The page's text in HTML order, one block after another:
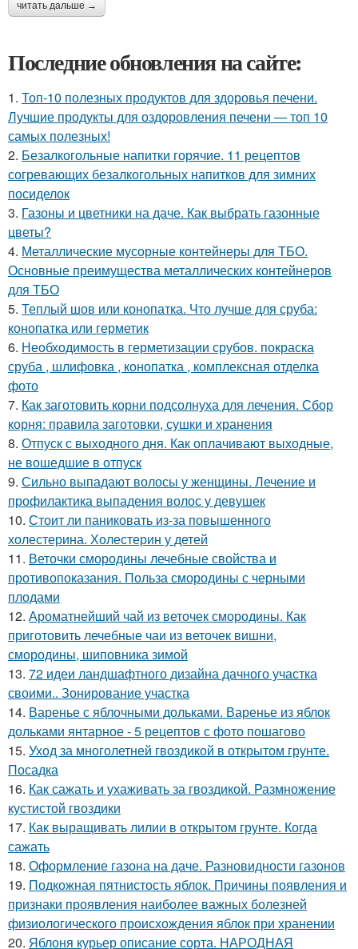
читать дальше →
Последние обновления на сайте:
1. Топ-10 полезных продуктов для здоровья печени.
Лучшие продукты для оздоровления печени — топ 10
самых полезных!
2. Безалкогольные напитки горячие. 11 рецептов
согревающих безалкогольных напитков для зимних
посиделок
3. Газоны и цветники на даче. Как выбрать газонные
цветы?
4. Металлические мусорные контейнеры для ТБО.
Основные преимущества металлических контейнеров
для ТБО
5. Теплый шов или конопатка. Что лучше для сруба:
конопатка или герметик
6. Необходимость в герметизации срубов. покраска
сруба , шлифовка , конопатка , комплексная отделка
фото
7. Как заготовить корни подсолнуха для лечения. Сбор
корня: правила заготовки, сушки и хранения
8. Отпуск с выходного дня. Как оплачивают выходные,
не вошедшие в отпуск
9. Сильно выпадают волосы у женщины. Лечение и
профилактика выпадения волос у девушек
10. Стоит ли паниковать из-за повышенного
холестерина. Холестерин у детей
11. Веточки смородины лечебные свойства и
противопоказания. Польза смородины с черными
плодами
12. Ароматнейший чай из веточек смородины. Как
приготовить лечебные чаи из веточек вишни,
смородины, шиповника зимой
13. 72 идеи ландшафтного дизайна дачного участка
своими.. Зонирование участка
14. Варенье с яблочными дольками. Варенье из яблок
дольками янтарное - 5 рецептов с фото пошагово
15. Уход за многолетней гвоздикой в открытом грунте.
Посадка
16. Как сажать и ухаживать за гвоздикой. Размножение
кустистой гвоздики
17. Как выращивать лилии в открытом грунте. Когда
сажать
18. Оформление газона на даче. Разновидности газонов
19. Подкожная пятнистость яблок. Причины появления и
признаки проявления наиболее важных болезней
физиологического происхождения яблок при хранении
20. Яблоня курьер описание сорта. НАРОДНАЯ